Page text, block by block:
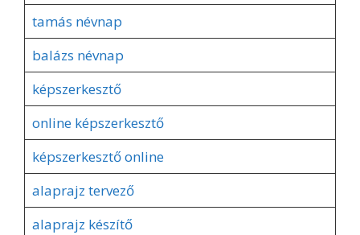
tamás névnap
balázs névnap
képszerkesztő
online képszerkesztő
képszerkesztő online
alaprajz tervező
alaprajz készítő